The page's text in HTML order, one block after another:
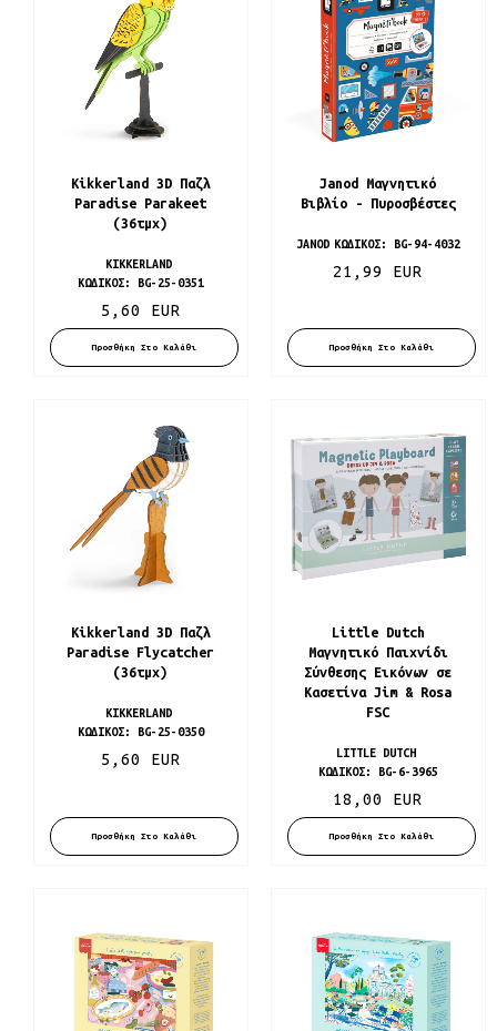
KIKKERLAND
ΚΩΔΙΚΌΣ:
BG-25-0351
Kikkerland 3D Παζλ
Paradise Parakeet
(36τμχ)
5,60 EUR
Προσθήκη Στο Καλάθι
JANOD ΚΩΔΙΚΌΣ: BG-94-4032
Janod Μαγνητικό
Βιβλίο - Πυροσβέστες
21,99 EUR
Προσθήκη Στο Καλάθι
KIKKERLAND
ΚΩΔΙΚΌΣ:
BG-25-0350
Kikkerland 3D Παζλ
Paradise Flycatcher
(36τμχ)
5,60 EUR
Προσθήκη Στο Καλάθι
LITTLE DUTCH
ΚΩΔΙΚΌΣ:
BG-6-3965
Little Dutch
Μαγνητικό Παιχνίδι
Σύνθεσης Εικόνων σε
Κασετίνα Jim & Rosa
FSC
18,00 EUR
Προσθήκη Στο Καλάθι